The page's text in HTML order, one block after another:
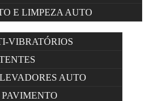
E LIMPEZA AUTO
VIBRATÓRIOS
AUTO